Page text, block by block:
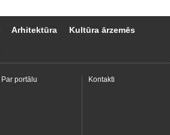
Arhitektūra Kultūra ārzemēs
Par portālu Kontakti